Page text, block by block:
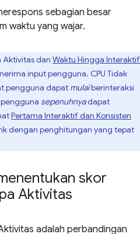
sebagian besar
waktu yang wajar.
Aktivitas dan Waktu Hingga Interaktif
input pengguna. CPU Tidak
pengguna dapat mulaiberinteraksi
sepenuhnyadapat
Pertama Interaktif dan Konsisten
dengan penghitungan yang tepat
skor
Aktivitas
adalah perbandingan